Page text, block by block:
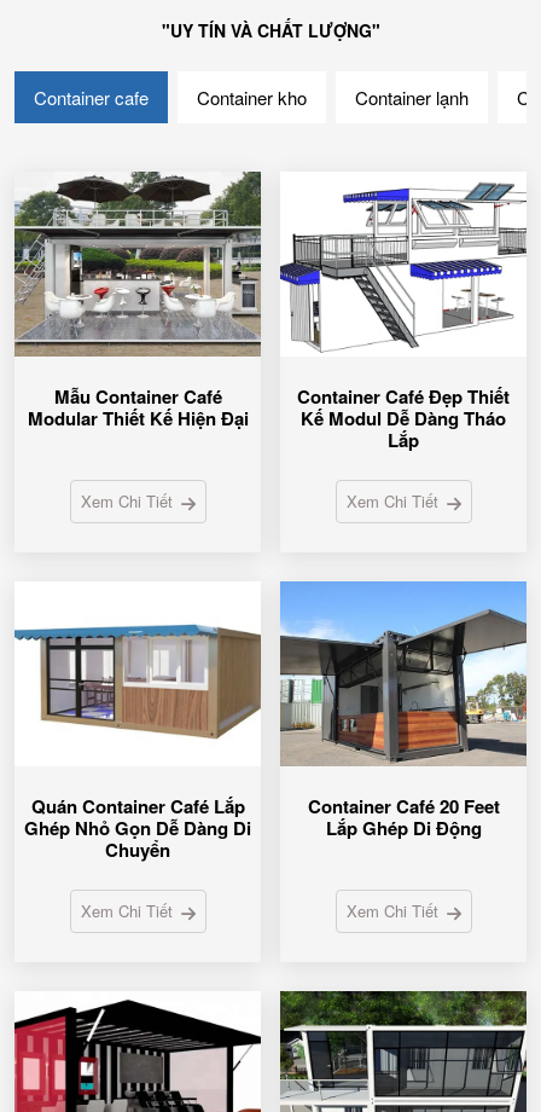
"UY TÍN VÀ CHẤT LƯỢNG"
Container cafe Container kho Container lạnh
Mẫu Container Café
Modular Thiết Kế Hiện Đại
Xem Chi Tiết
Container Café Đẹp Thiết
Kế Modul Dễ Dàng Tháo
Lắp
Xem Chi Tiết
Quán Container Café Lắp
Ghép Nhỏ Gọn Dễ Dàng Di
Chuyển
Xem Chi Tiết
Container Café 20 Feet
Lắp Ghép Di Động
Xem Chi Tiết